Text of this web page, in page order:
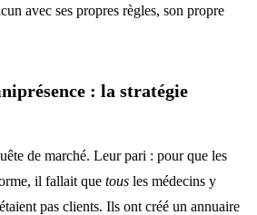
avec ses propres règles, son propre
: la stratégie
de marché. Leur pari : pour que les
il fallait que tous les médecins y
pas clients. Ils ont créé un annuaire